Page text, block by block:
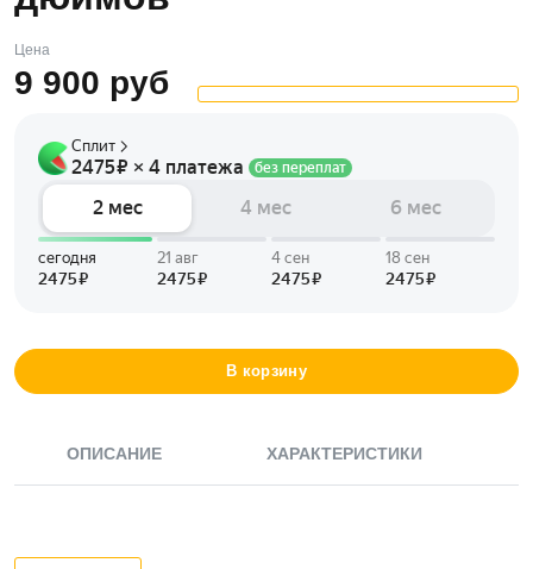
Цена
9 900 руб
В корзину
ОПИСАНИЕ ХАРАКТЕРИСТИКИ